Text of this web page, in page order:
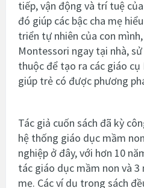
tiếp, vận động và trí tuệ
đó giúp các bậc cha mẹ
triển tự nhiên của con
Montessori ngay tại nhà,
thuộc để tạo ra các giáo
giúp trẻ có được phương
Tác giả cuốn sách đã kỳ
hệ thống giáo dục mầm
nghiệp ở đây, với hơn 10
tác giáo dục mầm non và
mẹ. Các ví dụ trong sách